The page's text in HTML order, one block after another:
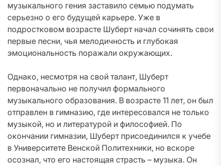
музыкального гения заставило семью подумать
серьезно о его будущей карьере. Уже в
подростковом возрасте Шуберт начал сочинять свои
первые песни, чья мелодичность и глубокая
эмоциональность поражали окружающих.
Однако, несмотря на свой талант, Шуберт
первоначально не получил формального
музыкального образования. В возрасте 11 лет, он был
отправлен в гимназию, где интересовался не только
музыкой, но и литературой и философией. По
окончании гимназии, Шуберт присоединился к учебе
в Университете Венской Политехники, но вскоре
осознал, что его настоящая страсть – музыка. Он